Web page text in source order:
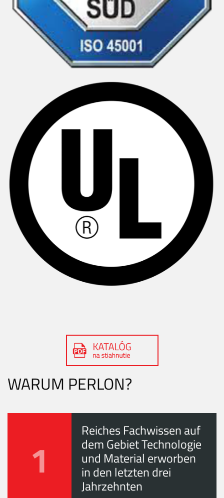
WARUM PERLON?
1
Reiches Fachwissen auf
dem Gebiet Technologie
und Material erworben
in den letzten drei
Jahrzehnten